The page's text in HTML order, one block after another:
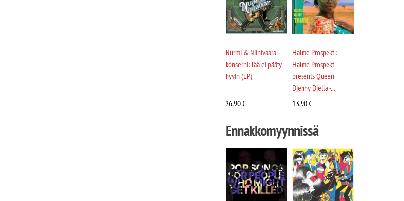
Nurmi & Niinivaara
konserni: Tää ei pääty
hyvin (LP)
26,90€
Halme Prospekt :
Halme Prospekt
presents Queen
Djenny Djella -...
13,90€
Ennakkomyynnissä